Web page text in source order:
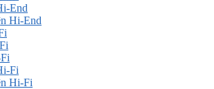
End
Hi-End
Fi
Hi-Fi